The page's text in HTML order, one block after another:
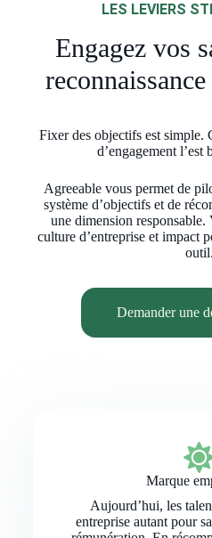
LES LEVIERS
Engagez vos
Fixer des objectifs est simple.
d’engagement l’est
Agreeable vous permet de
système d’objectifs et de
une dimension
culture d’entreprise et impact
outil.
Demander une
Marque
Aujourd’hui, les
entreprise autant pour